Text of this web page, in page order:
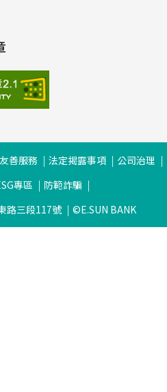
善服務 法定揭露事項
公司治理
專區
防範詐騙
路三段117號
©E.SUN BANK